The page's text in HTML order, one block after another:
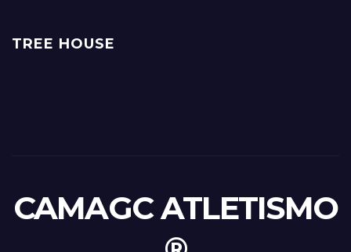
TREE HOUSE
CAMAGC ATLETISMO